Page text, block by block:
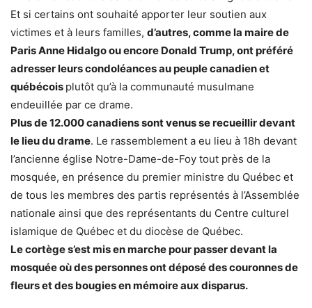
Et si certains ont souhaité apporter leur soutien aux
victimes et à leurs familles, d’autres, comme la maire de
Paris Anne Hidalgo ou encore Donald Trump, ont préféré
adresser leurs condoléances au peuple canadien et
québécois plutôt qu’à la communauté musulmane
endeuillée par ce drame.
Plus de 12.000 canadiens sont venus se recueillir devant
le lieu du drame. Le rassemblement a eu lieu à 18h devant
l’ancienne église Notre-Dame-de-Foy tout près de la
mosquée, en présence du premier ministre du Québec et
de tous les membres des partis représentés à l’Assemblée
nationale ainsi que des représentants du Centre culturel
islamique de Québec et du diocèse de Québec.
Le cortège s’est mis en marche pour passer devant la
mosquée où des personnes ont déposé des couronnes de
fleurs et des bougies en mémoire aux disparus.